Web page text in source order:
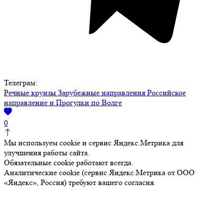
Телеграм:
Речные круизы Зарубежные направления Российское
направление и Прогулки по Волге
0
Мы используем cookie и сервис Яндекс.Метрика для
улучшения работы сайта.
Обязательные cookie работают всегда.
Аналитические cookie (сервис Яндекс.Метрика от ООО
«Яндекс», Россия) требуют вашего согласия.